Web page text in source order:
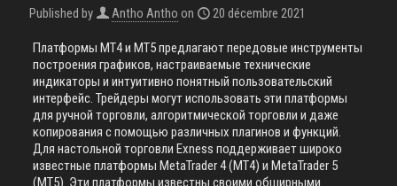
Published by Antho Antho on 20 décembre 2021
Платформы MT4 и MT5 предлагают передовые инструменты
построения графиков, настраиваемые технические
индикаторы и интуитивно понятный пользовательский
интерфейс. Трейдеры могут использовать эти платформы
для ручной торговли, алгоритмической торговли и даже
копирования с помощью различных плагинов и функций.
Для настольной торговли Exness поддерживает широко
известные платформы MetaTrader 4 (MT4) и MetaTrader 5
(MT5). Эти платформы известны своими обширными